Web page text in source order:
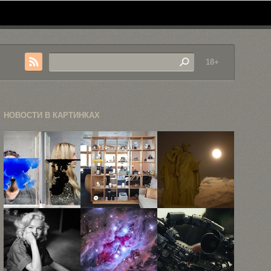
18+
НОВОСТИ В КАРТИНКАХ
Экспериментальные
портреты
Элли
Полстон
Фотографии
офиса
Instagram
Суперлуна
2014 года: 20
самых ...